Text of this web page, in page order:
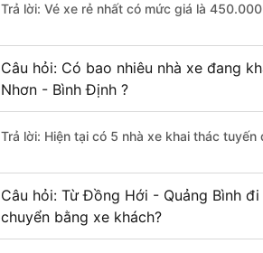
Trả lời: Vé xe rẻ nhất có mức giá là
Câu hỏi: Có bao nhiêu nhà xe đang
Nhơn - Bình Định ?
Trả lời: Hiện tại có 5 nhà xe khai thác tuyến
Câu hỏi: Từ Đồng Hới - Quảng Bình
chuyển bằng xe khách?